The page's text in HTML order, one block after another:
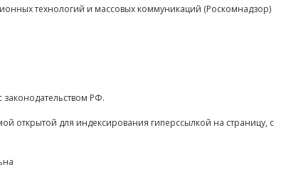
технологий и массовых коммуникаций (Роскомнадзор)
законодательством РФ.
открытой для индексирования гиперссылкой на страницу, с